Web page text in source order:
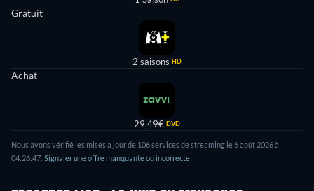
Gratuit
2 saisons HD
Achat
29,49€ DVD
Nous avons vérifié les mises à jour de 106services de streaming le6 août 2026 à
04:26:47 Signaler une offre manquante ou incorrecte